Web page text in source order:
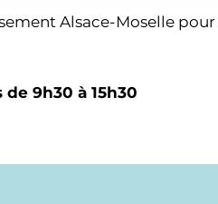
Alsace-Moselle
9h30 à 15h30